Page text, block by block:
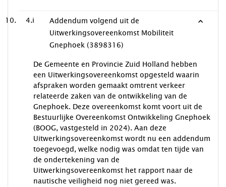
4.i
Addendum volgend uit de
Uitwerkingsovereenkomst Mobiliteit
Gnephoek (3898316)
De Gemeente en Provincie Zuid Holland hebben
een Uitwerkingsovereenkomst opgesteld waarin
afspraken worden gemaakt omtrent verkeer
relateerde zaken van de ontwikkeling van de
Gnephoek. Deze overeenkomst komt voort uit de
Bestuurlijke Overeenkomst Ontwikkeling Gnephoek
(BOOG, vastgesteld in 2024). Aan deze
Uitwerkingsovereenkomst wordt nu een addendum
toegevoegd, welke nodig was omdat ten tijde van
de ondertekening van de
Uitwerkingsovereenkomst het rapport naar de
nautische veiligheid nog niet gereed was.